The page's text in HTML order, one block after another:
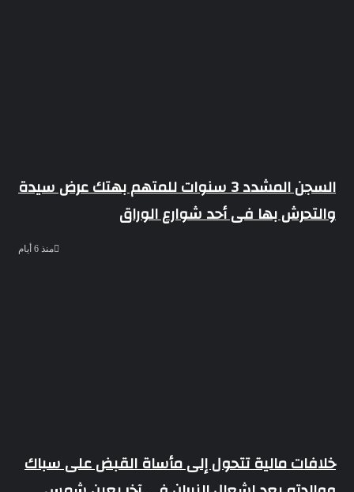
السجن المشدد 3 سنوات للمتهم بهتك عرض سيدة
والتحرش بها فى أحد شوارع الوراق
منذ 6 أيام
خلافات مالية تتحول إلى مأساة القبض على سباك